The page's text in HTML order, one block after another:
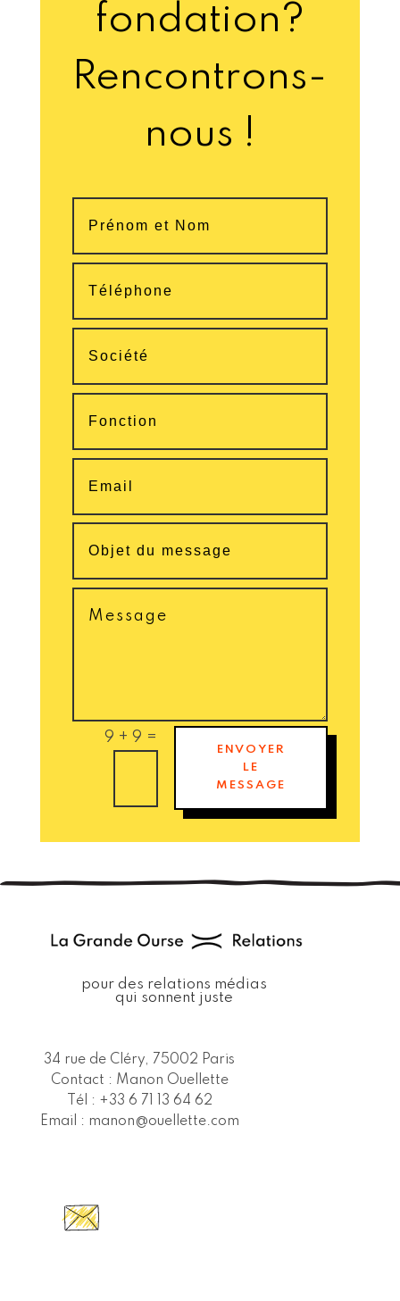
fondation?
Rencontrons-
nous !
9 + 9 =
ENVOYER
LE
MESSAGE
pour des relations médias
qui sonnent juste
34 rue de Cléry, 75002 Paris
Contact : Manon Ouellette
Tél : +33 6 71 13 64 62
Email : manon@ouellette.com